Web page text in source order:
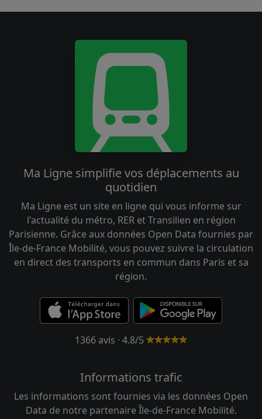
Ma Ligne simplifie vos déplacements au
quotidien
Ma Ligne est un site en ligne qui vous informe sur
l'actualité du métro, RER et Transilien en région
Parisienne. Grâce aux données Open Data fournies par
Île-de-France Mobilité, vous pouvez suivre la circulation
en direct des transports en commun dans Paris et sa
région.
1366 avis · 4.8/5
Informations trafic
Les informations sont fournies via les données Open
Data de notre partenaire Île-de-France Mobilité.